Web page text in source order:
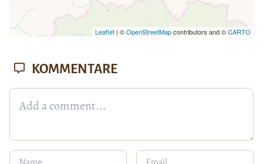
Leaflet| ©OpenStreetMapcontributors and ©CARTO
KOMMENTARE